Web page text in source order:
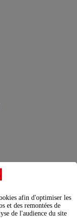
des appareils
électrique
les
afin d'optimiser les
et des remontées de
de l'audience du site